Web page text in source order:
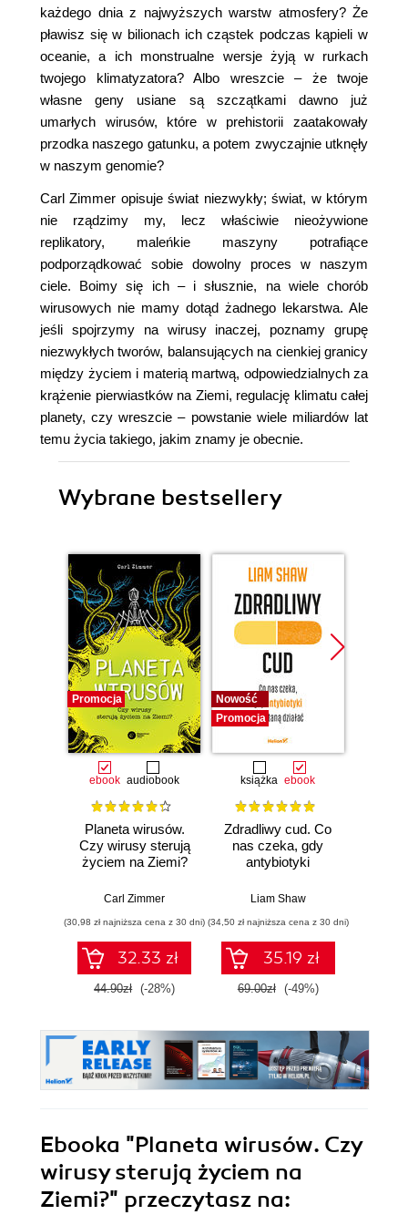
każdego dnia z najwyższych warstw atmosfery? Że
pławisz się w bilionach ich cząstek podczas kąpieli w
oceanie, a ich monstrualne wersje żyją w rurkach
twojego klimatyzatora? Albo wreszcie – że twoje
własne geny usiane są szczątkami dawno już
umarłych wirusów, które w prehistorii zaatakowały
przodka naszego gatunku, a potem zwyczajnie utknęły
w naszym genomie?
Carl Zimmer opisuje świat niezwykły; świat, w którym
nie rządzimy my, lecz właściwie nieożywione
replikatory, maleńkie maszyny potrafiące
podporządkować sobie dowolny proces w naszym
ciele. Boimy się ich – i słusznie, na wiele chorób
wirusowych nie mamy dotąd żadnego lekarstwa. Ale
jeśli spojrzymy na wirusy inaczej, poznamy grupę
niezwykłych tworów, balansujących na cienkiej granicy
między życiem i materią martwą, odpowiedzialnych za
krążenie pierwiastków na Ziemi, regulację klimatu całej
planety, czy wreszcie – powstanie wiele miliardów lat
temu życia takiego, jakim znamy je obecnie.
Wybrane bestsellery
Promocja
ebook audiobook
Planeta wirusów.
Czy wirusy sterują
życiem na Ziemi?
Carl Zimmer
(30,98 zł najniższa cena z 30 dni)
32.33 zł
44.90zł (-28%)
Nowość
Promocja
książka ebook
Zdradliwy cud. Co
nas czeka, gdy
antybiotyki
Liam Shaw
(34,50 zł najniższa cena z 30 dni)
35.19 zł
69.00zł (-49%)
Ebooka "Planeta wirusów. Czy
wirusy sterują życiem na
Ziemi?" przeczytasz na: